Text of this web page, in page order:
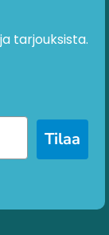
tarjouksista.
Tilaa